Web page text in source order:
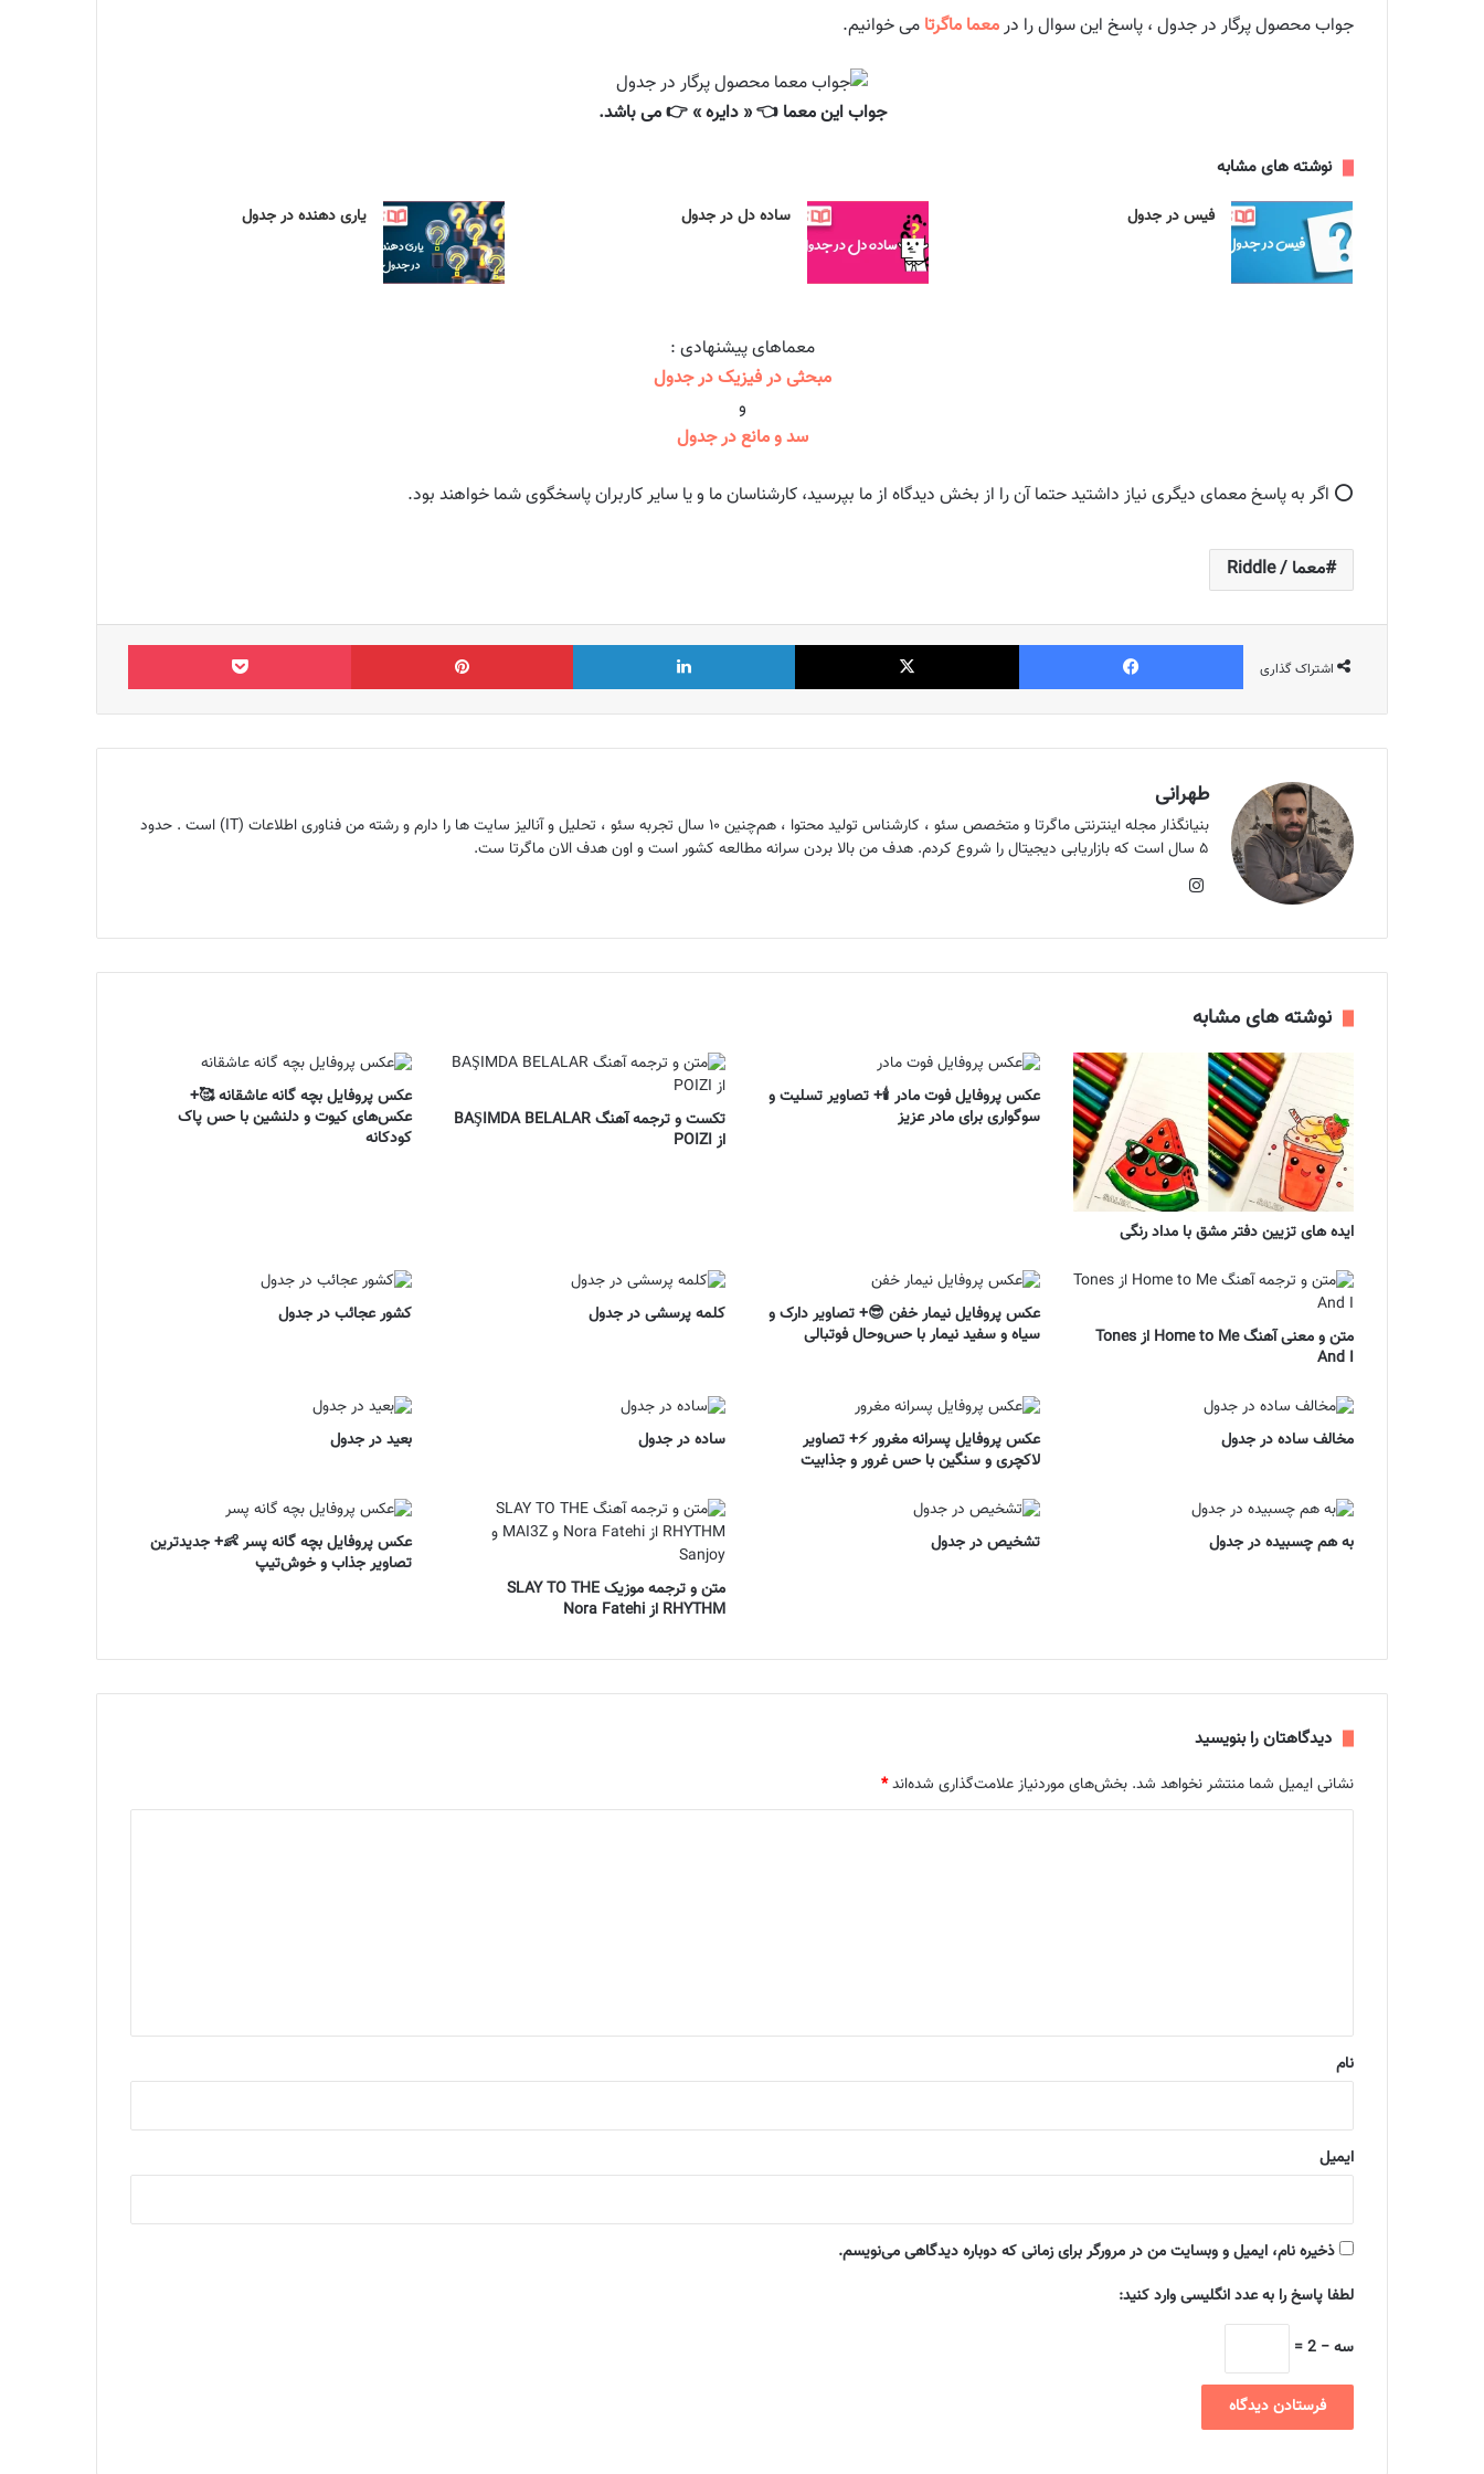
جواب محصول پرگار در جدول ، پاسخ این سوال را درمعما ماگرتا می خوانیم.
جواب این معما 👈 « دایره » 👉 می باشد.
نوشته های مشابه
فیس در جدول ساده دل در جدول یاری دهنده در جدول
معماهای پیشنهادی :
مبحثی در فیزیک در جدول
و
سد و مانع در جدول
⭕️ اگر به پاسخ معمای دیگری نیاز داشتید حتما آن را از بخش دیدگاه از ما بپرسید، کارشناسان ما و یا سایر کاربران پاسخگوی شما خواهند بود.
معما / Riddle
اشتراک گذاری
فیس بوک X لینکدین ‫پین‌ترست پاکت
طهرانی
بنیانگذار مجله اینترنتی ماگرتا و متخصص سئو ، کارشناس تولید محتوا ، هم‌چنین ۱۰ سال تجربه سئو ، تحلیل و آنالیز سایت ها را دارم و رشته من فناوری اطلاعات (IT) است . حدود
۵ سال است که بازاریابی دیجیتال را شروع کردم. هدف من بالا بردن سرانه مطالعه کشور است و اون هدف الان ماگرتا ست.
نوشته های مشابه
ایده های تزیین دفتر مشق با مداد رنگی
عکس پروفایل فوت مادر 🕯️+ تصاویر تسلیت و
سوگواری برای مادر عزیز
تکست و ترجمه آهنگ BAŞIMDA BELALAR
از POIZI
عکس پروفایل بچه گانه عاشقانه 🥰+
عکس‌های کیوت و دلنشین با حس پاک
کودکانه
متن و معنی آهنگ Home to Me از Tones
And I
عکس پروفایل نیمار خفن 😎+ تصاویر دارک و
سیاه و سفید نیمار با حس‌وحال فوتبالی
کلمه پرسشی در جدول کشور عجائب در جدول
مخالف ساده در جدول
عکس پروفایل پسرانه مغرور ⚡+ تصاویر
لاکچری و سنگین با حس غرور و جذابیت
ساده در جدول بعید در جدول
به هم چسبیده در جدول
تشخیص در جدول
متن و ترجمه موزیک SLAY TO THE
RHYTHM از Nora Fatehi
عکس پروفایل بچه گانه پسر 👶+ جدیدترین
تصاویر جذاب و خوش‌تیپ
دیدگاهتان را بنویسید
نشانی ایمیل شما منتشر نخواهد شد. بخش‌های موردنیاز علامت‌گذاری شده‌اند*
نام
ایمیل
ذخیره نام، ایمیل و وبسایت من در مرورگر برای زمانی که دوباره دیدگاهی می‌نویسم.
لطفا پاسخ را به عدد انگلیسی وارد کنید:
سه − 2 =